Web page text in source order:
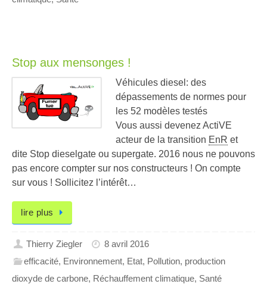
Stop aux mensonges !
Véhicules diesel: des
dépassements de normes pour
les 52 modèles testés
Vous aussi devenez ActiVE
acteur de la transition EnR et
dite Stop dieselgate ou supergate. 2016 nous ne pouvons
pas encore compter sur nos constructeurs ! On compte
sur vous ! Sollicitez l’intérêt…
lire plus
Thierry Ziegler
8 avril 2016
efficacité, Environnement, Etat, Pollution, production
dioxyde de carbone, Réchauffement climatique, Santé